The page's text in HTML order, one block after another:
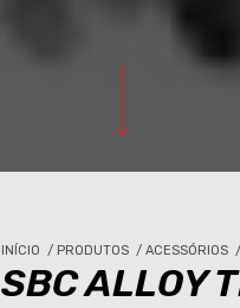
INÍCIO / PRODUTOS / ACESSÓRIOS /
SBC ALLOY